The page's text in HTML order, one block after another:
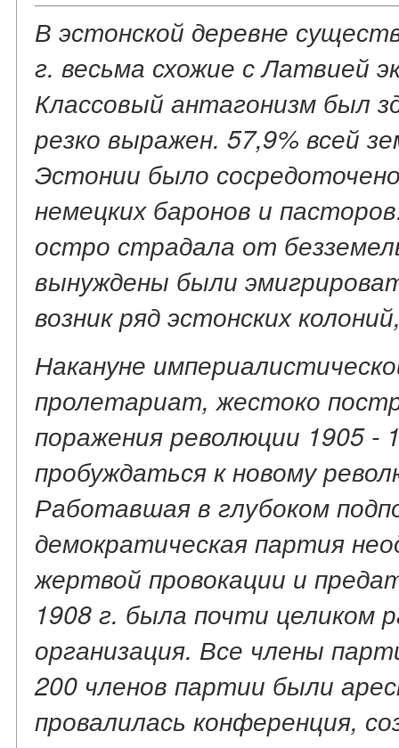
В эстонской деревне
г. весьма схожие с Латвией
Классовый антагонизм был
резко выражен. 57,9% всей
Эстонии было
немецких баронов и
остро страдала от
вынуждены были
возник ряд эстонских
Накануне
пролетариат, жестоко
поражения революции 1905 -
пробуждаться к новому
Работавшая в глубоком
демократическая партия
жертвой провокации и
1908 г. была почти целиком
организация. Все члены
200 членов партии были
провалилась конференция,